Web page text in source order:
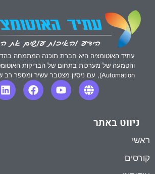
עתיד האוטומציה היא חברת תוכנה המתמחה
Automation), עם ניסיון מצטבר עשיר ומספר רב של לקוחות מרוצים.
ניווט באתר
ראשי
קורסים